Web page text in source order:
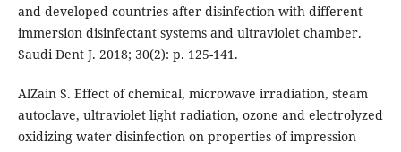
and developed countries after disinfection with different
immersion disinfectant systems and ultraviolet chamber.
Saudi Dent J. 2018; 30(2): p. 125-141.
AlZain S. Effect of chemical, microwave irradiation, steam
autoclave, ultraviolet light radiation, ozone and electrolyzed
oxidizing water disinfection on properties of impression